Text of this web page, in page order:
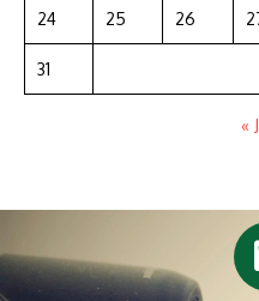
24 25 26
31
«